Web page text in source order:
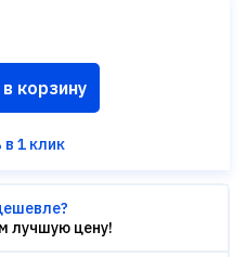
корзину
в 1 клик
лучшую цену!